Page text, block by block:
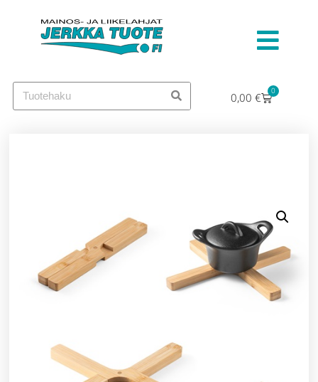
0,00 € 0